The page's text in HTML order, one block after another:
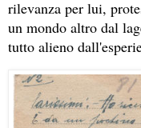
rilevanza per lui,
un mondo altro dal
tutto alieno